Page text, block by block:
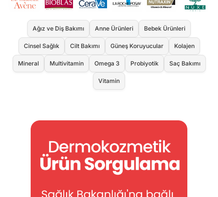
Ağız ve Diş Bakımı Anne Ürünleri Bebek Ürünleri
Cinsel Sağlık Cilt Bakımı Güneş Koruyucular Kolajen
Mineral Multivitamin Omega 3 Probiyotik Saç Bakımı
Vitamin